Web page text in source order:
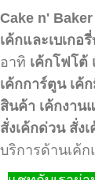
Cake n' Baker
เค้กและเบเกอรี่
อาทิ เค้กโฟโต้
เค้กการ์ตูน เค้
สินค้า เค้กงาน
สั่งเค้กด่วน สั่ง
บริการด้านเค้ก